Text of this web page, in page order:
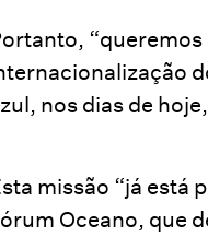
nos dias de
missão “já está
Oceano, que